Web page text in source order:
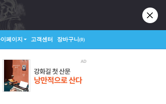
페이지 고객센터 장바구니(0)